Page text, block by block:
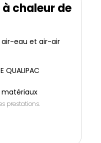
chaleur de
air-eau et air-air
matériaux
prestations.